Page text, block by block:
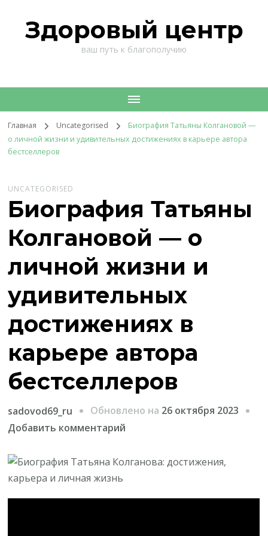
Здоровый центр
ваш путь к благополучию
Главная Uncategorised
Биография Татьяны Колгановой —
о личной жизни и удивительных достижениях в карьере автора
бестселлеров
UNCATEGORISED
Биография Татьяны
Колгановой — о
личной жизни и
удивительных
достижениях в
карьере автора
бестселлеров
sadovod69_ru Обновлено на 26 октября 2023
Добавить комментарий
Биография